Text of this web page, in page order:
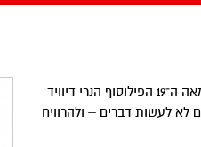
"עושרו של אדם נמדד בכמות הדברים שהוא לא צריך לעשות", כתב במאה ה־19 הפילוסוף הנרי דיוויד
לא לעשות דברים – ולהרוויח